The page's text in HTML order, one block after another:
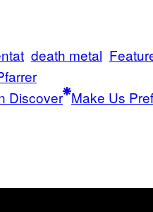
death metal
Discover Make Us